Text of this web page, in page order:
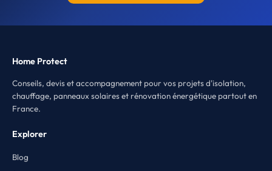
Home Protect
Conseils, devis et accompagnement pour vos projets d'isolation,
chauffage, panneaux solaires et rénovation énergétique partout en
France.
Explorer
Blog